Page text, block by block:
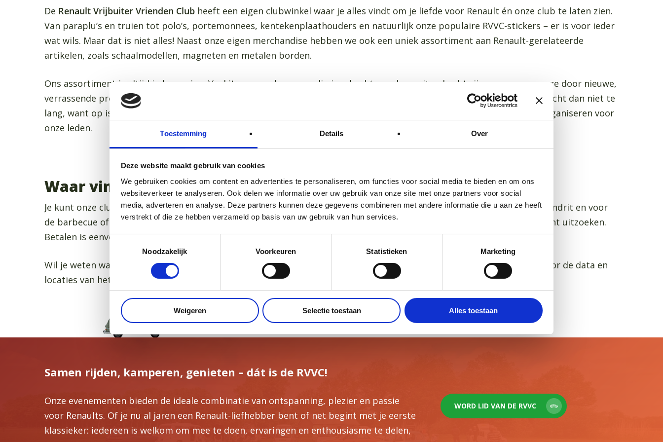
Toestemming Details Over
Deze website maakt gebruik van cookies
We gebruiken cookies om content en advertenties te personaliseren, om functies voor social media te bieden en om ons
websiteverkeer te analyseren. Ook delen we informatie over uw gebruik van onze site met onze partners voor social
media, adverteren en analyse. Deze partners kunnen deze gegevens combineren met andere informatie die u aan ze heeft
verstrekt of die ze hebben verzameld op basis van uw gebruik van hun services.
Toestemmingsselectie
Noodzakelijk
Voorkeuren Statistieken Marketing
Weigeren Selectie toestaan Alles toestaan
De Renault Vrijbuiter Vrienden Club heeft een eigen clubwinkel waar je alles vindt om je liefde voor Renault én onze club te laten zien.
Van paraplu’s en truien tot polo’s, portemonnees, kentekenplaathouders en natuurlijk onze populaire RVVC-stickers – er is voor ieder
wat wils. Maar dat is niet alles! Naast onze eigen merchandise hebben we ook een uniek assortiment aan Renault-gerelateerde
artikelen, zoals schaalmodellen, magneten en metalen borden.
Ons assortiment is altijd in beweging. Veel items worden eenmalig ingekocht, en als ze uitverkocht zijn, vervangen we ze door nieuwe,
verrassende producten. Zo houden we het aanbod aantrekkelijk en afwisselend. Zie je iets leuks in onze clubwinkel? Wacht dan niet te
lang, want op is echt op! Elke aankoop ondersteunt bovendien de club, waardoor we nog meer leuke dingen kunnen organiseren voor
onze leden.
Waar vind je onze clubwinkel?
Je kunt onze clubwinkel bezoeken tijdens onze grote evenementen, zoals het voorjaars- en najaarsevenement. Na de rondrit en voor
de barbecue of prijsuitreiking zetten we de winkel voor je klaar, zodat je op je gemak kunt rondkijken en iets moois kunt uitzoeken.
Betalen is eenvoudig: contant of via Tikkie of een bankoverschrijving.
Wil je weten wanneer je de clubwinkel van onze Renault Club kunt bezoeken? Kijk dan op onze pagina ‘ Evenementen
’ voor de data en
locaties van het eerstvolgende voorjaars- of najaarsevenement. We zien je graag bij onze clubwinkel!
Samen rijden, kamperen, genieten – dát is de RVVC!
Onze evenementen bieden de ideale combinatie van ontspanning, plezier en passie
voor Renaults. Of je nu al jaren een Renault-liefhebber bent of net begint met je eerste
klassieker: iedereen is welkom om mee te doen, ervaringen en enthousiasme te delen,
WORD LID VAN DE RVVC